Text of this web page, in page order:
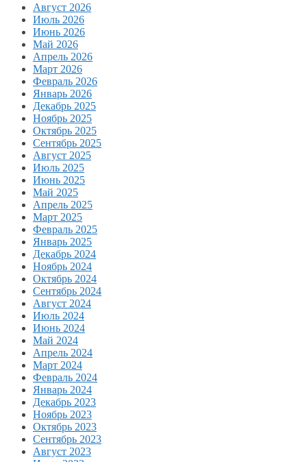
Август 2026
Июль 2026
Июнь 2026
Май 2026
Апрель 2026
Март 2026
Февраль 2026
Январь 2026
Декабрь 2025
Ноябрь 2025
Октябрь 2025
Сентябрь 2025
Август 2025
Июль 2025
Июнь 2025
Май 2025
Апрель 2025
Март 2025
Февраль 2025
Январь 2025
Декабрь 2024
Ноябрь 2024
Октябрь 2024
Сентябрь 2024
Август 2024
Июль 2024
Июнь 2024
Май 2024
Апрель 2024
Март 2024
Февраль 2024
Январь 2024
Декабрь 2023
Ноябрь 2023
Октябрь 2023
Сентябрь 2023
Август 2023